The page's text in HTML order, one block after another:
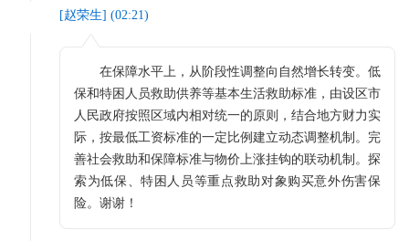
[赵荣生] (02:21)
在保障水平上，从阶段性调整向自然增长转变。低
保和特困人员救助供养等基本生活救助标准，由设区市
人民政府按照区域内相对统一的原则，结合地方财力实
际，按最低工资标准的一定比例建立动态调整机制。完
善社会救助和保障标准与物价上涨挂钩的联动机制。探
索为低保、特困人员等重点救助对象购买意外伤害保
险。谢谢！